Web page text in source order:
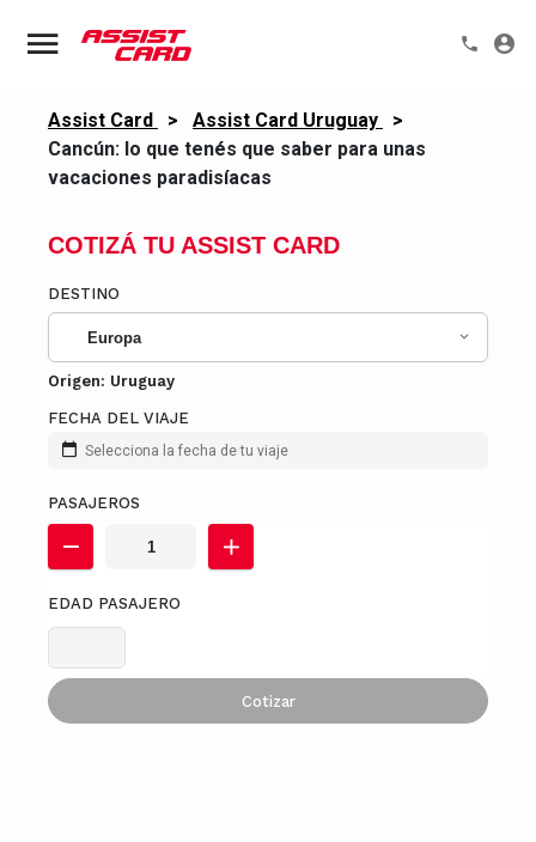
Assist Card > Assist Card Uruguay
>
Cancún: lo que tenés que saber para unas
vacaciones paradisíacas
COTIZÁ TU ASSIST CARD
DESTINO
Europa
Origen: Uruguay
FECHA DEL VIAJE
Selecciona la fecha de tu viaje
PASAJEROS
EDAD PASAJERO
Cotizar